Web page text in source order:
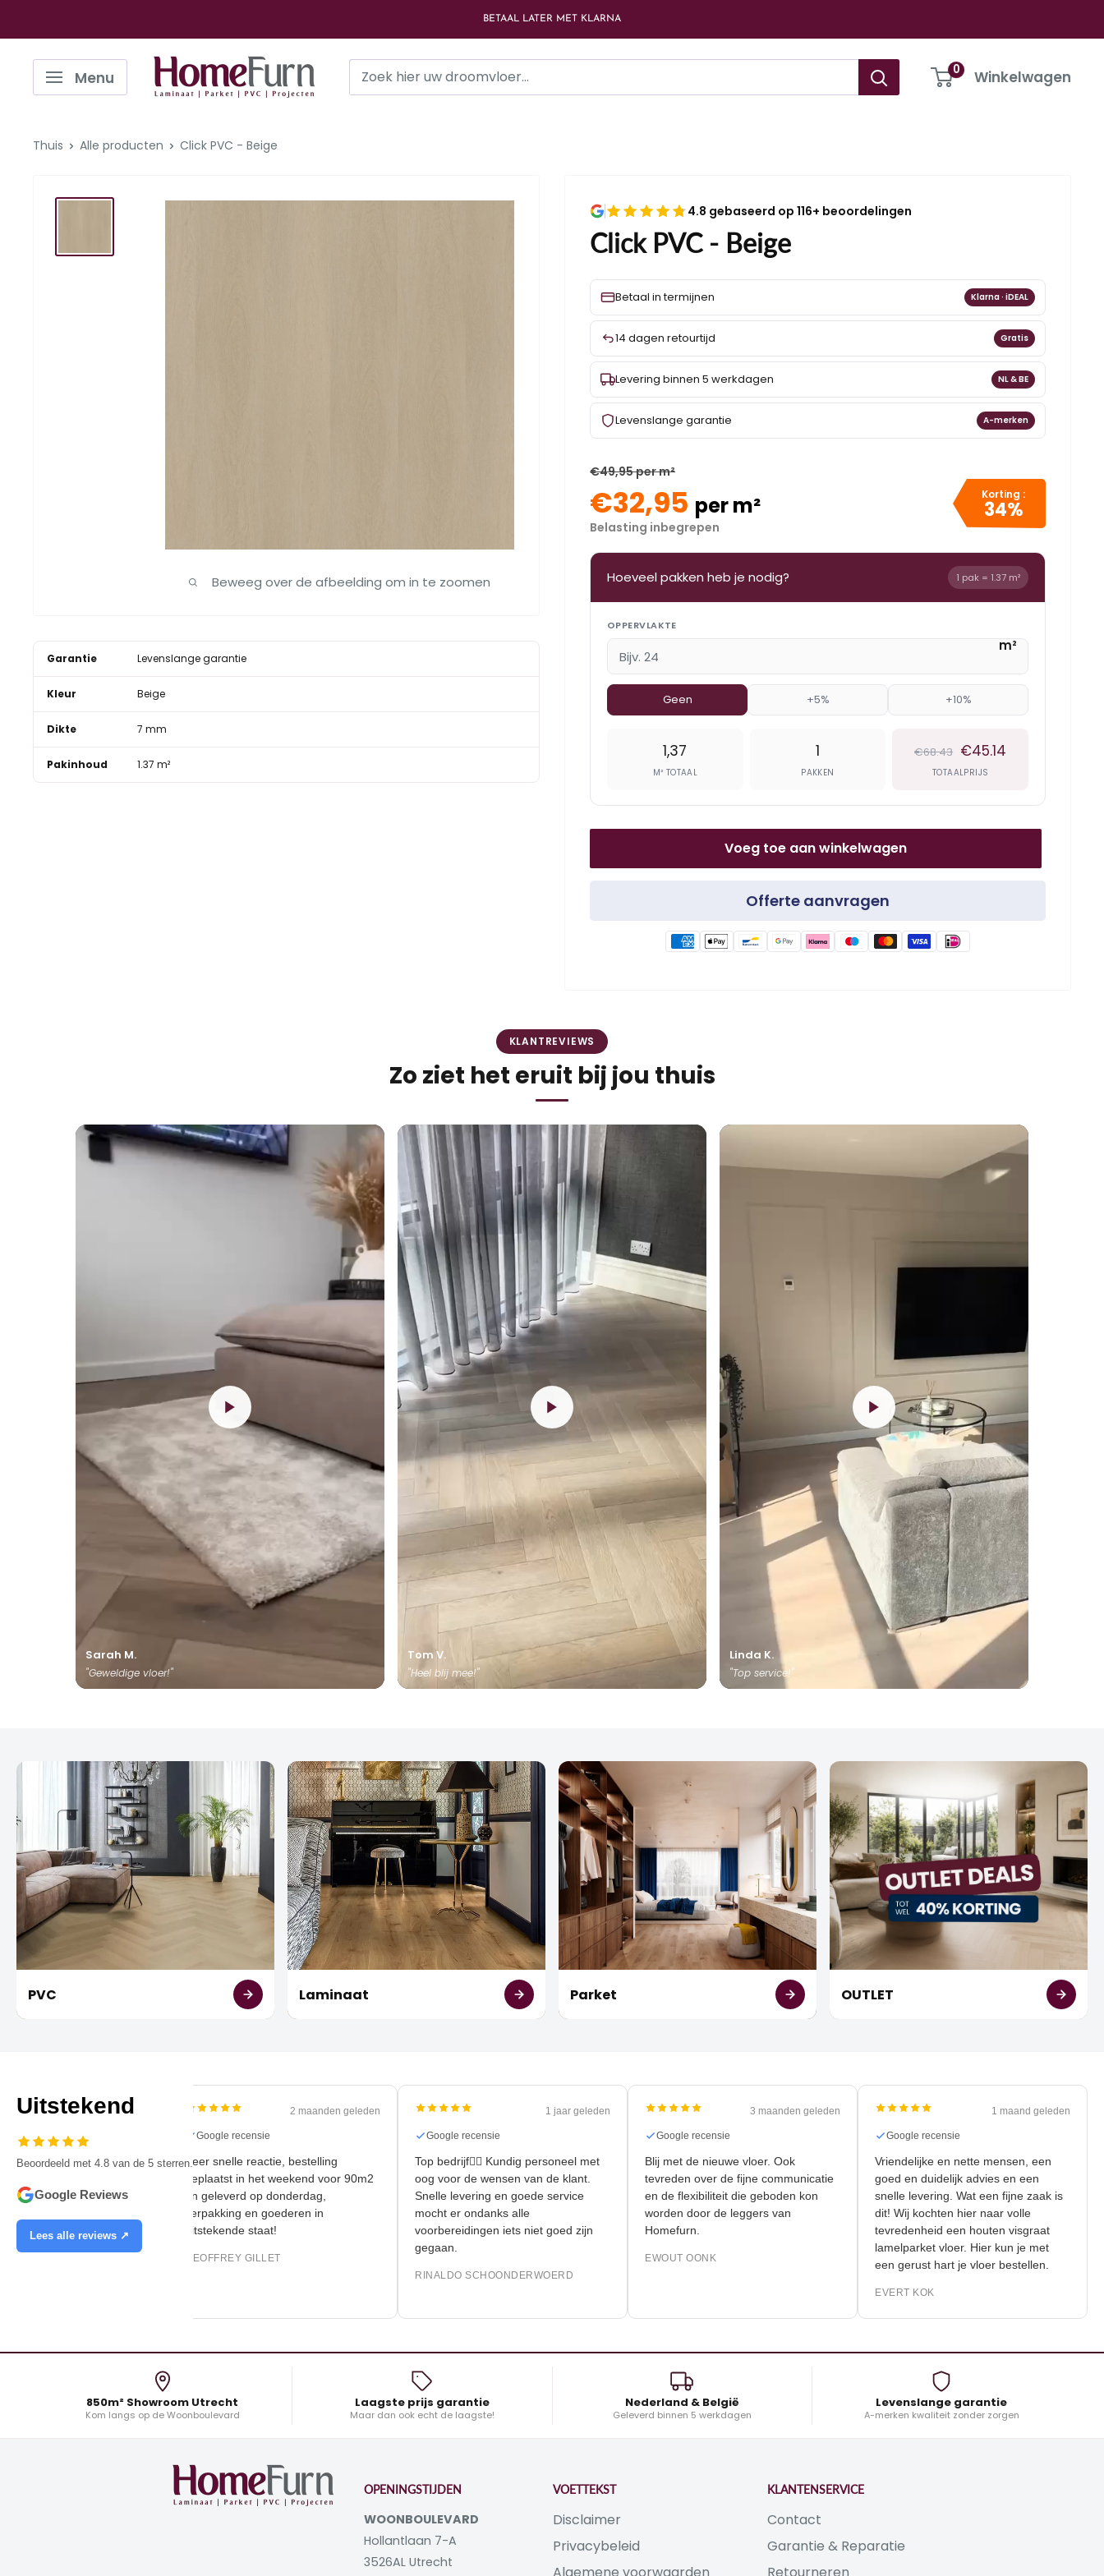
naar
BETAAL LATER MET KLARNA
Menu
Homefurn 0 Winkelwagen
Thuis Alle producten Click PVC - Beige
Beweeg over de afbeelding om in te zoomen
Garantie Levenslange garantie
Kleur Beige
Dikte 7 mm
Pakinhoud 1.37 m²
4.8 gebaseerd op 116+ beoordelingen
Click PVC - Beige
Betaal in termijnen Klarna · iDEAL
14 dagen retourtijd Gratis
Levering binnen 5 werkdagen NL & BE
Levenslange garantie A-merken
€49,95 per m²
€32,95 per m²
Belasting inbegrepen
Korting :
34%
Hoeveel pakken heb je nodig? 1 pak = 1.37 m²
OPPERVLAKTE
m²
Geen +5% +10%
1,37
M² TOTAAL
1
PAKKEN
€68.43 €45.14
TOTAALPRIJS
Voeg toe aan winkelwagen
Offerte aanvragen
KLANTREVIEWS
Zo ziet het eruit bij jou thuis
Sarah M.
"Geweldige vloer!"
Tom V.
"Heel blij mee!"
Linda K.
"Top service!"
PVC Laminaat Parket OUTLET
Uitstekend
Beoordeeld met 4.8 van de 5 sterren.
Google Reviews
Lees alle reviews ↗
2 maanden geleden
Google recensie
Zeer snelle reactie, bestelling
geplaatst in het weekend voor 90m2
en geleverd op donderdag,
verpakking en goederen in
uitstekende staat!
GEOFFREY GILLET
1 jaar geleden
Google recensie
Top bedrijf👍🏻 Kundig personeel met
oog voor de wensen van de klant.
Snelle levering en goede service
mocht er ondanks alle
voorbereidingen iets niet goed zijn
gegaan.
RINALDO SCHOONDERWOERD
3 maanden geleden
Google recensie
Blij met de nieuwe vloer. Ook
tevreden over de fijne communicatie
en de flexibiliteit die geboden kon
worden door de leggers van
Homefurn.
EWOUT OONK
1 maand geleden
Google recensie
Vriendelijke en nette mensen, een
goed en duidelijk advies en een
snelle levering. Wat een fijne zaak is
dit! Wij kochten hier naar volle
tevredenheid een houten visgraat
lamelparket vloer. Hier kun je met
een gerust hart je vloer bestellen.
EVERT KOK
850m² Showroom Utrecht
Kom langs op de Woonboulevard
Laagste prijs garantie
Maar dan ook echt de laagste!
Nederland & België
Geleverd binnen 5 werkdagen
Levenslange garantie
A-merken kwaliteit zonder zorgen
OPENINGSTIJDEN
WOONBOULEVARD
Hollantlaan 7-A
3526AL Utrecht
VOETTEKST
Disclaimer
Privacybeleid
KLANTENSERVICE
Contact
Garantie & Reparatie